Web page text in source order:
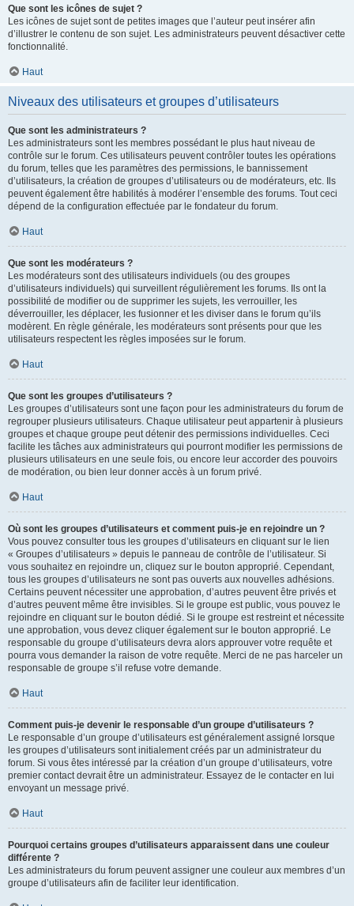
Que sont les icônes de sujet ?
Les icônes de sujet sont de petites images que l’auteur peut insérer afin
d’illustrer le contenu de son sujet. Les administrateurs peuvent désactiver cette
fonctionnalité.
Haut
Niveaux des utilisateurs et groupes d’utilisateurs
Que sont les administrateurs ?
Les administrateurs sont les membres possédant le plus haut niveau de
contrôle sur le forum. Ces utilisateurs peuvent contrôler toutes les opérations
du forum, telles que les paramètres des permissions, le bannissement
d’utilisateurs, la création de groupes d’utilisateurs ou de modérateurs, etc. Ils
peuvent également être habilités à modérer l’ensemble des forums. Tout ceci
dépend de la configuration effectuée par le fondateur du forum.
Haut
Que sont les modérateurs ?
Les modérateurs sont des utilisateurs individuels (ou des groupes
d’utilisateurs individuels) qui surveillent régulièrement les forums. Ils ont la
possibilité de modifier ou de supprimer les sujets, les verrouiller, les
déverrouiller, les déplacer, les fusionner et les diviser dans le forum qu’ils
modèrent. En règle générale, les modérateurs sont présents pour que les
utilisateurs respectent les règles imposées sur le forum.
Haut
Que sont les groupes d’utilisateurs ?
Les groupes d’utilisateurs sont une façon pour les administrateurs du forum de
regrouper plusieurs utilisateurs. Chaque utilisateur peut appartenir à plusieurs
groupes et chaque groupe peut détenir des permissions individuelles. Ceci
facilite les tâches aux administrateurs qui pourront modifier les permissions de
plusieurs utilisateurs en une seule fois, ou encore leur accorder des pouvoirs
de modération, ou bien leur donner accès à un forum privé.
Haut
Où sont les groupes d’utilisateurs et comment puis-je en rejoindre un ?
Vous pouvez consulter tous les groupes d’utilisateurs en cliquant sur le lien
« Groupes d’utilisateurs » depuis le panneau de contrôle de l’utilisateur. Si
vous souhaitez en rejoindre un, cliquez sur le bouton approprié. Cependant,
tous les groupes d’utilisateurs ne sont pas ouverts aux nouvelles adhésions.
Certains peuvent nécessiter une approbation, d’autres peuvent être privés et
d’autres peuvent même être invisibles. Si le groupe est public, vous pouvez le
rejoindre en cliquant sur le bouton dédié. Si le groupe est restreint et nécessite
une approbation, vous devez cliquer également sur le bouton approprié. Le
responsable du groupe d’utilisateurs devra alors approuver votre requête et
pourra vous demander la raison de votre requête. Merci de ne pas harceler un
responsable de groupe s’il refuse votre demande.
Haut
Comment puis-je devenir le responsable d’un groupe d’utilisateurs ?
Le responsable d’un groupe d’utilisateurs est généralement assigné lorsque
les groupes d’utilisateurs sont initialement créés par un administrateur du
forum. Si vous êtes intéressé par la création d’un groupe d’utilisateurs, votre
premier contact devrait être un administrateur. Essayez de le contacter en lui
envoyant un message privé.
Haut
Pourquoi certains groupes d’utilisateurs apparaissent dans une couleur
différente ?
Les administrateurs du forum peuvent assigner une couleur aux membres d’un
groupe d’utilisateurs afin de faciliter leur identification.